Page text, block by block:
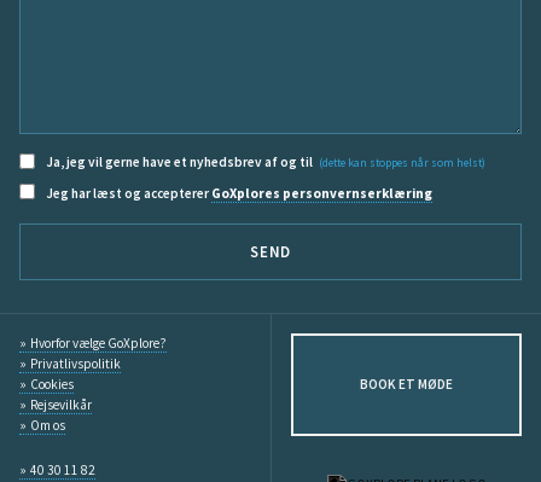
Ja, jeg vil gerne have et nyhedsbrev af og til (dette kan stoppes når som helst)
Jeg har læst og accepterer GoXplores personvernserklæring
SEND
Hvorfor vælge GoXplore?
Privatlivspolitik
Cookies
Rejsevilkår
Om os
40 30 11 82
BOOK ET MØDE